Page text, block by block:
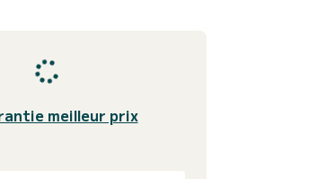
meilleur prix